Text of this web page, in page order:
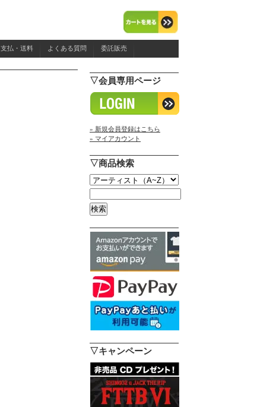
支払・送料 よくある質問 委託販売
▽会員専用ページ
» 新規会員登録はこちら
» マイアカウント
▽商品検索
▽キャンペーン